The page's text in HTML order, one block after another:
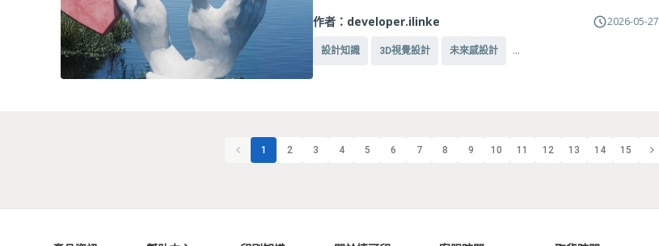
作者： developer.ilinke 2026-05-27
設計知識 3D視覺設計 未來感設計 ...
1 2 3 4 5 6 7 8 9 10 11 12 13 14 15